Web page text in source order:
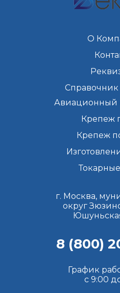
График
с 9:00
г. Москва,
округ
О
Авиационный
Крепеж
Крепеж
8 (800)